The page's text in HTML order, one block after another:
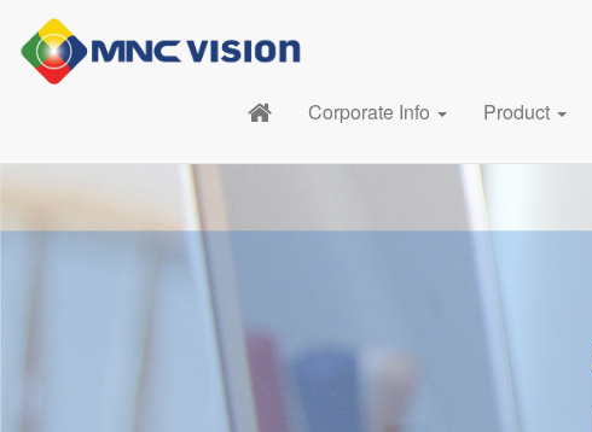
Corporate Info Product